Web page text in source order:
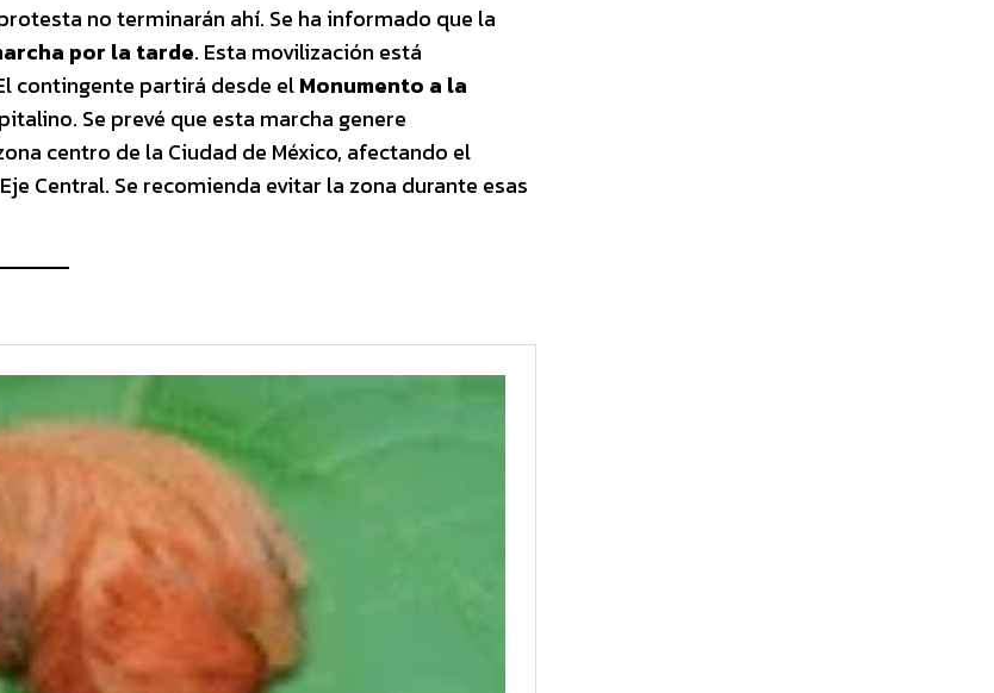
no terminarán ahí. Se ha informado que la
por la tarde. Esta movilización está
contingente partirá desde elMonumento a la
Se prevé que esta marcha genere
centro de la Ciudad de México, afectando el
Central. Se recomienda evitar la zona durante esas